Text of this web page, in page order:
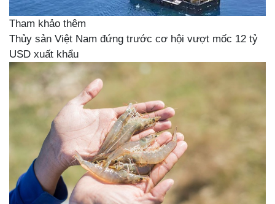
Tham khảo thêm
Thủy sản Việt Nam đứng trước cơ hội vượt mốc 12 tỷ
USD xuất khẩu